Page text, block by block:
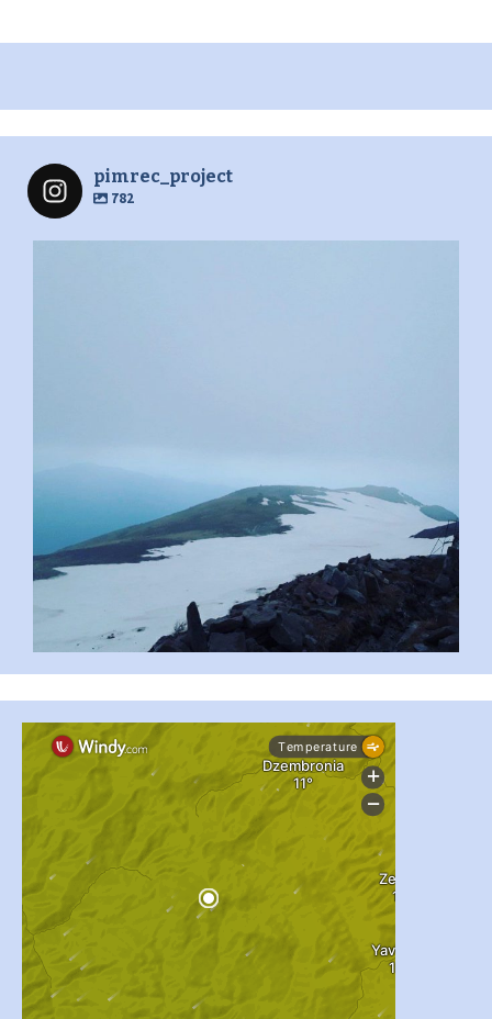
pimrec_project
782
...
pimrec_project